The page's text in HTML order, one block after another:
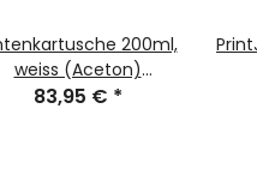
200ml,
weiss (Aceton)
Pigmentiert
83,95 € *